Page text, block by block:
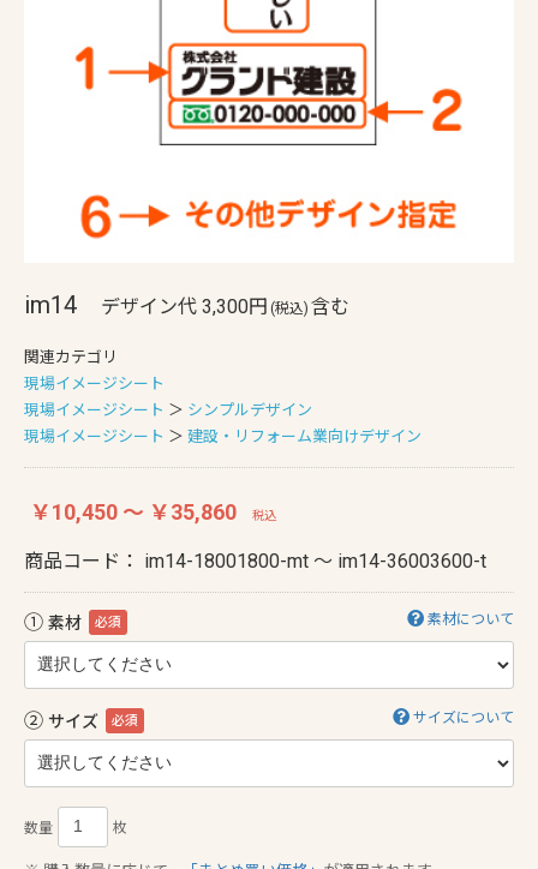
im14 デザイン代 3,300円 (税込) 含む
関連カテゴリ
現場イメージシート
現場イメージシート ＞ シンプルデザイン
現場イメージシート ＞ 建設・リフォーム業向けデザイン
￥10,450 ～ ￥35,860 税込
商品コード： im14-18001800-mt ～ im14-36003600-t
① 素材 必須 素材について
② サイズ 必須 サイズについて
数量 枚